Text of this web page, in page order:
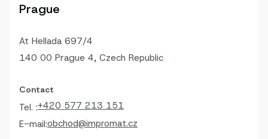
Prague
At Hellada 697/4
140 00 Prague 4, Czech Republic
Contact
Tel. :+420 577 213 151
E-mail:obchod@impromat.cz